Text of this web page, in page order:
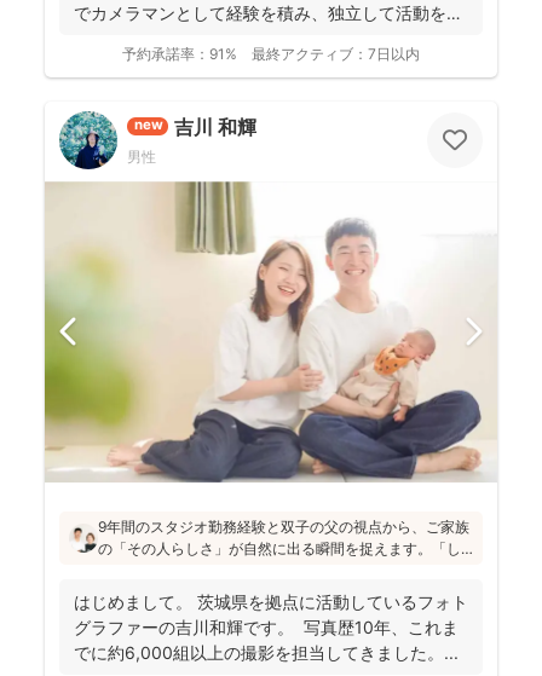
でカメラマンとして経験を積み、独立して活動を始
予約承諾率： 91% 最終アクティブ： 7日以内
new 吉川 和輝
男性
9年間のスタジオ勤務経験と双子の父の視点から、ご家族
の「その人らしさ」が自然に出る瞬間を捉えます。「し
ても「楽しかった！」と気持ちがよみがえる写真を残す
ことを、心がけて活動されていらっしゃいます！
はじめまして。 茨城県を拠点に活動しているフォト
グラファーの吉川和輝です。 写真歴10年、これま
でに約6,000組以上の撮影を担当してきました。 ...